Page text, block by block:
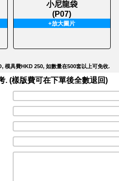
小尼龍袋
(P07)
+放大圖片
模具費HKD 250, 如數量在500套以上可免收.
. (樣版費可在下單後全數退回)